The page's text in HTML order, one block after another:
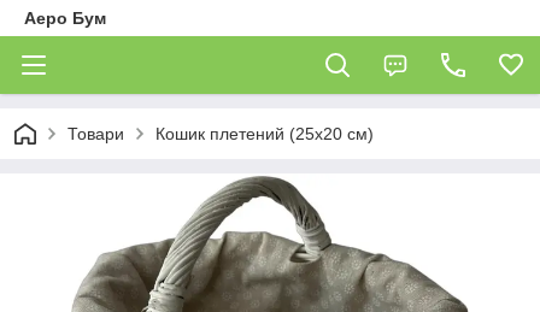
Аеро Бум
Товари Кошик плетений (25х20 см)